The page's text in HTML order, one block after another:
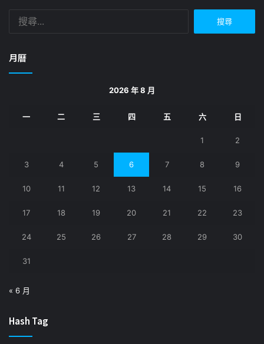
月曆
2026 年 8 月
一 二 三 四 五 六 日
1 2
3 4 5 6 7 8 9
10 11 12 13 14 15 16
17 18 19 20 21 22 23
24 25 26 27 28 29 30
31
« 6 月
Hash Tag